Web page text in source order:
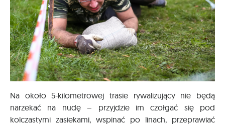
Na około 5-kilometrowej trasie rywalizujący nie będą
narzekać na nudę – przyjdzie im czołgać się pod
kolczastymi zasiekami, wspinać po linach, przeprawiać